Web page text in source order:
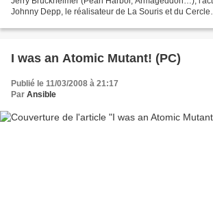
Johnny Depp, le réalisateur de La Souris et du
I was an Atomic Mutant! (PC)
Publié le 11/03/2008 à 21:17
Par Ansible